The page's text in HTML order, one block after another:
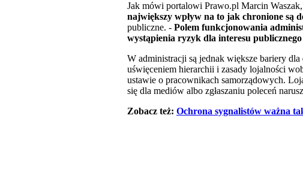
Jak mówi portalowi Prawo.pl Marcin
największy wpływ na to jak chronione są
publiczne. - Polem funkcjonowania
wystąpienia ryzyk dla interesu publicznego
W administracji są jednak większe bariery dla
uświęceniem hierarchii i zasady lojalności
ustawie o pracownikach samorządowych.
się dla mediów albo zgłaszaniu poleceń
Zobacz też: Ochrona sygnalistów ważna